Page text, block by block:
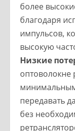
более
благодаря
импульсов,
высокую
Низкие
оптоволокне
передавать
без